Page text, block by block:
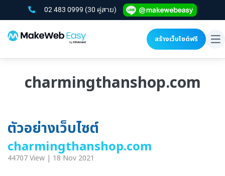
02 483 0999 (30 คู่สาย)
สร้างเว็บไซต์ฟรี
charmingthanshop.com
ตัวอย่างเว็บไซต์
charmingthanshop.com
44707 View | 18 Nov 2021